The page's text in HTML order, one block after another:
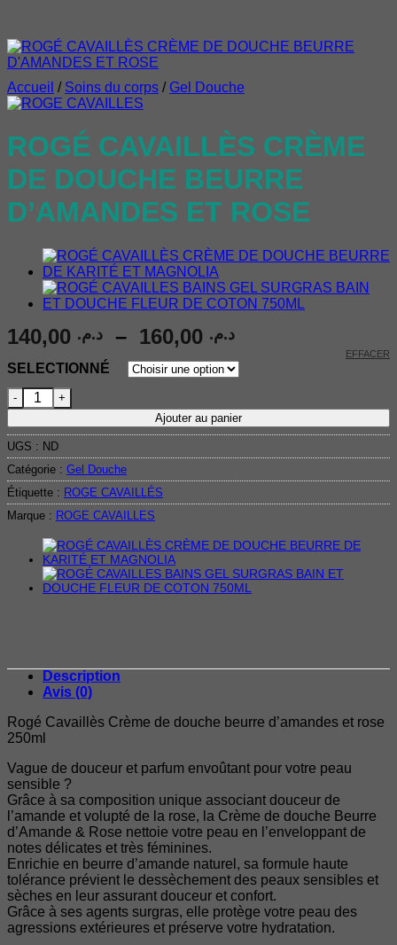
Accueil / Soins du corps / Gel Douche
ROGÉ CAVAILLÈS CRÈME
DE DOUCHE BEURRE
D’AMANDES ET ROSE
د.م. – د.م.Plage
de
prix :
à
د.م. 160,00
SELECTIONNÉ
EFFACER
quantité de ROGÉ CAVAILLÈS CRÈME DE DOUCHE
Ajouter au panier
UGS : ND
Catégorie : Gel Douche
Étiquette : ROGE CAVAILLÉS
Marque : ROGE CAVAILLES
Description
Avis (0)
Rogé Cavaillès Crème de douche beurre d’amandes et rose
250ml
Vague de douceur et parfum envoûtant pour votre peau
sensible ?
Grâce à sa composition unique associant douceur de
l’amande et volupté de la rose, la Crème de douche Beurre
d’Amande & Rose nettoie votre peau en l’enveloppant de
notes délicates et très féminines.
Enrichie en beurre d’amande naturel, sa formule haute
tolérance prévient le dessèchement des peaux sensibles et
sèches en leur assurant douceur et confort.
Grâce à ses agents surgras, elle protège votre peau des
agressions extérieures et préserve votre hydratation.